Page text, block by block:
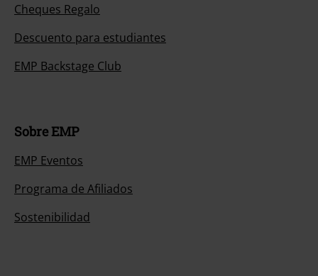
Cheques Regalo
Descuento para estudiantes
EMP Backstage Club
Sobre EMP
EMP Eventos
Programa de Afiliados
Sostenibilidad